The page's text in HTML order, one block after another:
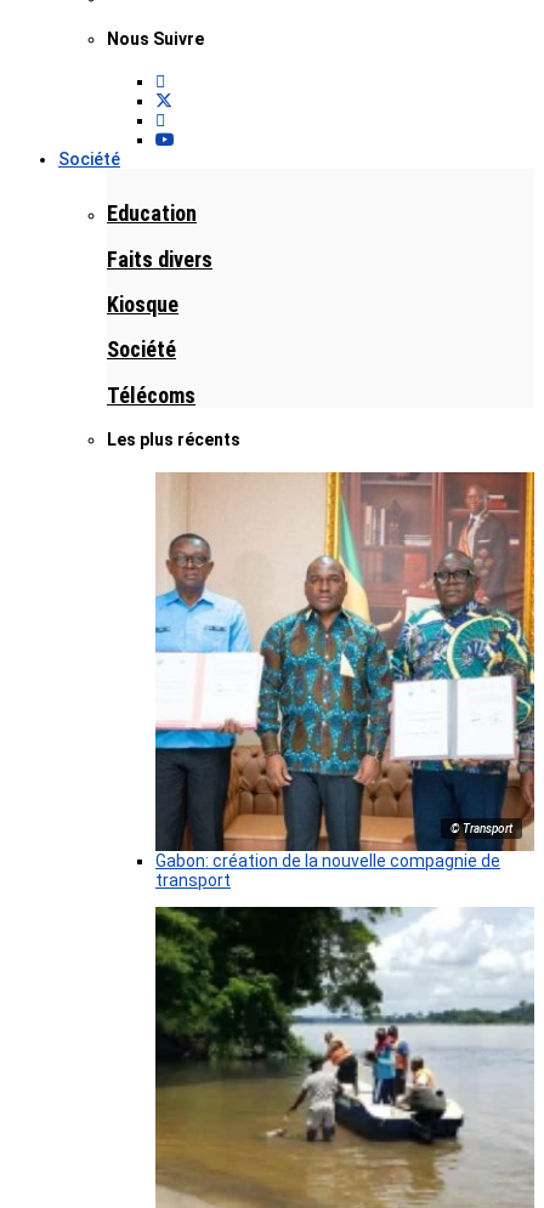
Nous Suivre
Société
Education
Faits divers
Kiosque
Société
Télécoms
Les plus récents
© Transport
Gabon: création de la nouvelle compagnie de
transport